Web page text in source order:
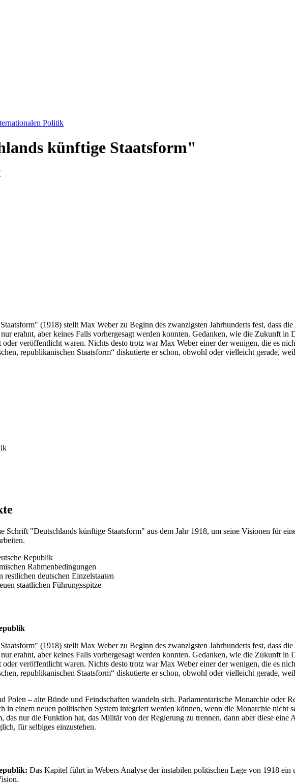
Politik
künftige Staatsform"
(1918) stellt Max Weber zu Beginn des zwanzigsten Jahrhunderts fest, dass
erahnt, aber keines Falls vorhergesagt werden konnten. Gedanken, wie die Zukunft in
veröffentlicht waren. Nichts desto trotz war Max Weber einer der wenigen, die es
republikanischen Staatsform“ diskutierte er schon, obwohl oder vielleicht gerade,
"Deutschlands künftige Staatsform" aus dem Jahr 1918, um seine Visionen für
Republik
Rahmenbedingungen
deutschen Einzelstaaten
staatlichen Führungsspitze
(1918) stellt Max Weber zu Beginn des zwanzigsten Jahrhunderts fest, dass
erahnt, aber keines Falls vorhergesagt werden konnten. Gedanken, wie die Zukunft in
veröffentlicht waren. Nichts desto trotz war Max Weber einer der wenigen, die es
republikanischen Staatsform“ diskutierte er schon, obwohl oder vielleicht gerade,
– alte Bünde und Feindschaften wandeln sich. Parlamentarische Monarchie oder
in einem neuen politischen System integriert werden können, wenn die Monarchie nicht
nur die Funktion hat, das Militär von der Regierung zu trennen, dann aber diese eine
für selbiges einzustehen.
Das Kapitel führt in Webers Analyse der instabilen politischen Lage von 1918 ein